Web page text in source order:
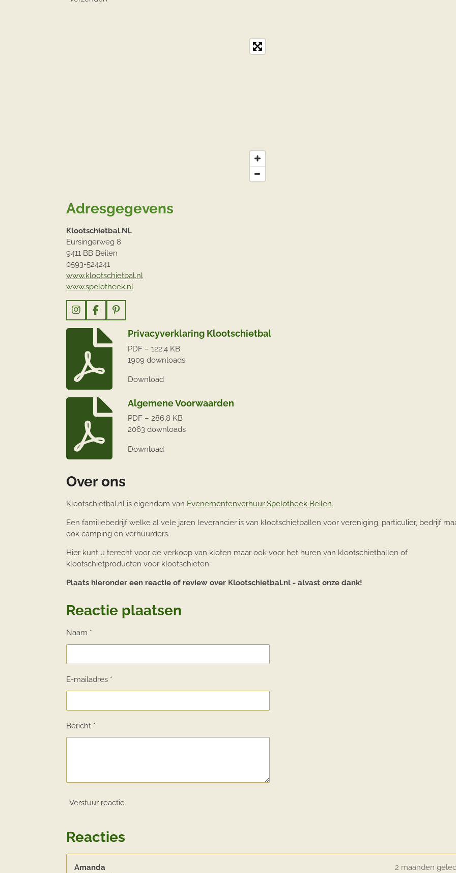
Adresgegevens
Klootschietbal.NL
Eursingerweg 8
9411 BB Beilen
0593-524241
www.klootschietbal.nl
www.spelotheek.nl
I
a
m
F
e
o
P
t
t
Privacyverklaring Klootschietbal
PDF – 122,4 KB
1909 downloads
Download
Algemene Voorwaarden
PDF – 286,8 KB
2063 downloads
Download
Over ons
Klootschietbal.nl is eigendom van Evenementenverhuur Spelotheek Beilen.
Een familiebedrijf welke al vele jaren leverancier is van klootschietballen voor vereniging, particulier, bedrijf
ook camping en verhuurders.
Hier kunt u terecht voor de verkoop van kloten maar ook voor het huren van klootschietballen of
klootschietproducten voor klootschieten.
Plaats hieronder een reactie of review over Klootschietbal.nl - alvast onze dank!
Reactie plaatsen
Naam *
E-mailadres *
Bericht *
Verstuur reactie
Reacties
Amanda
2 maanden